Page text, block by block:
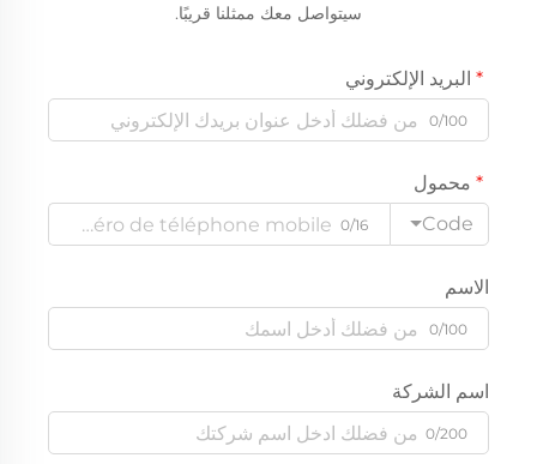
سيتواصل معك ممثلنا قريبًا.
البريد الإلكتروني
0/100
محمول
Code
0/16
الاسم
0/100
اسم الشركة
0/200